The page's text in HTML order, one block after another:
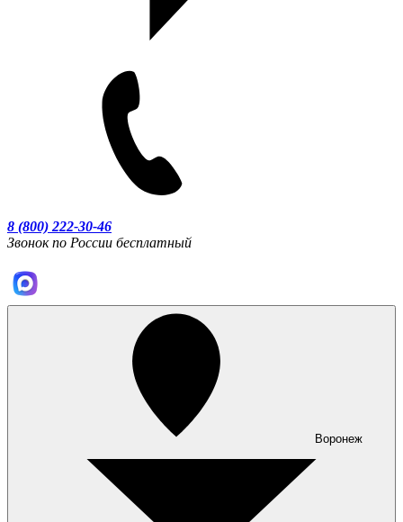
8 (800) 222-30-46
Звонок по России бесплатный
Воронеж